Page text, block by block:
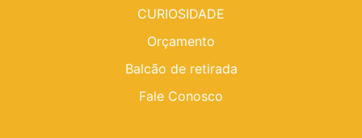
CURIOSIDADE
Orçamento
Balcão de retirada
Fale Conosco